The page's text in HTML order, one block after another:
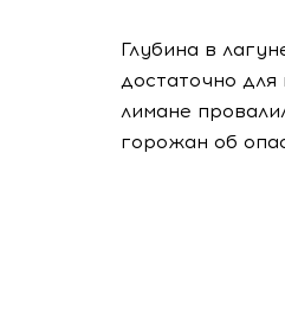
Глубина в
достаточно для
лимане
горожан об